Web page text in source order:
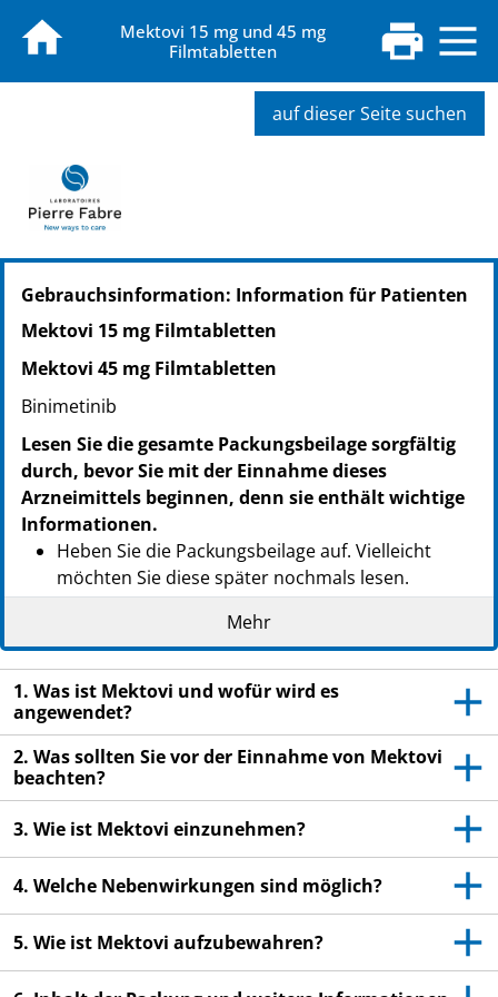
Mektovi 15 mg und 45 mg
Filmtabletten
auf dieser Seite suchen
PZN: 19276070
PPN: 111927607055
PZN: 19276093
Gebrauchsinformation: Information für Patienten
Mektovi 15 mg Filmtabletten
Mektovi 45 mg Filmtabletten
Binimetinib
Lesen Sie die gesamte Packungsbeilage sorgfältig
durch, bevor Sie mit der Einnahme dieses
Arzneimittels beginnen, denn sie enthält wichtige
Informationen.
Heben Sie die Packungsbeilage auf. Vielleicht
möchten Sie diese später nochmals lesen.
Wenn Sie weitere Fragen haben, wenden Sie sich
an Ihren Arzt, Apotheker oder das medizinische
Fachpersonal.
- Dieses Arzneimittel wurde Ihnen persönlich
verschrieben. Geben Sie es nicht an Dritte weiter. Es
kann anderen Menschen schaden, auch wenn diese
die gleichen Beschwerden haben wie Sie.
Wenn Sie Nebenwirkungen bemerken, wenden Sie
sich an Ihren Arzt, Apotheker oder das
medizinische Fachpersonal. Dies gilt auch für
Nebenwirkungen, die nicht in dieser
Packungsbeilage angegeben sind. Siehe Abschnitt
4.
Mehr
1. Was ist Mektovi und wofür wird es
angewendet?
2. Was sollten Sie vor der Einnahme von Mektovi
beachten?
3. Wie ist Mektovi einzunehmen?
4. Welche Nebenwirkungen sind möglich?
5. Wie ist Mektovi aufzubewahren?